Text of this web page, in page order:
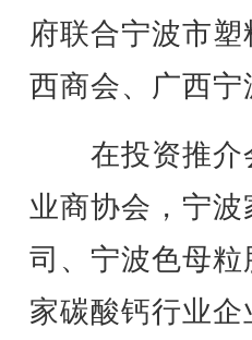
府联合宁波市
西商会、广西宁
在投资推介
业商协会，宁
司、宁波色母
家碳酸钙行业